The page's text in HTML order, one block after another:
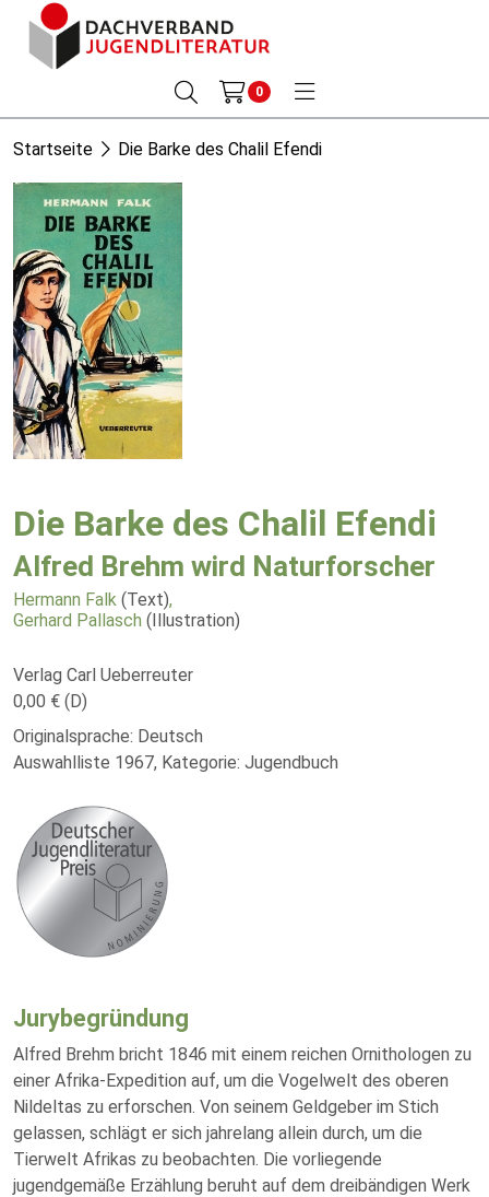
0
Startseite Die Barke des Chalil Efendi
Die Barke des Chalil Efendi
Alfred Brehm wird Naturforscher
Hermann Falk (Text),
Gerhard Pallasch (Illustration)
Verlag Carl Ueberreuter
0,00 € (D)
Originalsprache: Deutsch
Auswahlliste 1967, Kategorie: Jugendbuch
Jurybegründung
Alfred Brehm bricht 1846 mit einem reichen Ornithologen zu
einer Afrika-Expedition auf, um die Vogelwelt des oberen
Nildeltas zu erforschen. Von seinem Geldgeber im Stich
gelassen, schlägt er sich jahrelang allein durch, um die
Tierwelt Afrikas zu beobachten. Die vorliegende
jugendgemäße Erzählung beruht auf dem dreibändigen Werk